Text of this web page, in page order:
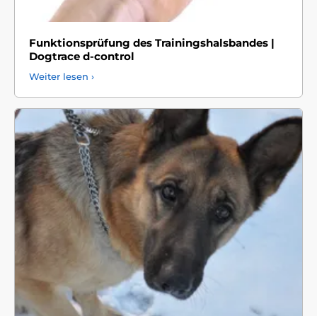
Funktionsprüfung des Trainingshalsbandes |
Dogtrace d-control
Weiter lesen ›